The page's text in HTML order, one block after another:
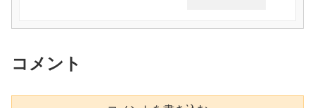
コメント